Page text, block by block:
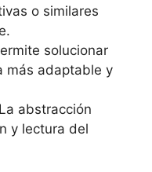
o similares
solucionar
más adaptable y
La abstracción
y lectura del